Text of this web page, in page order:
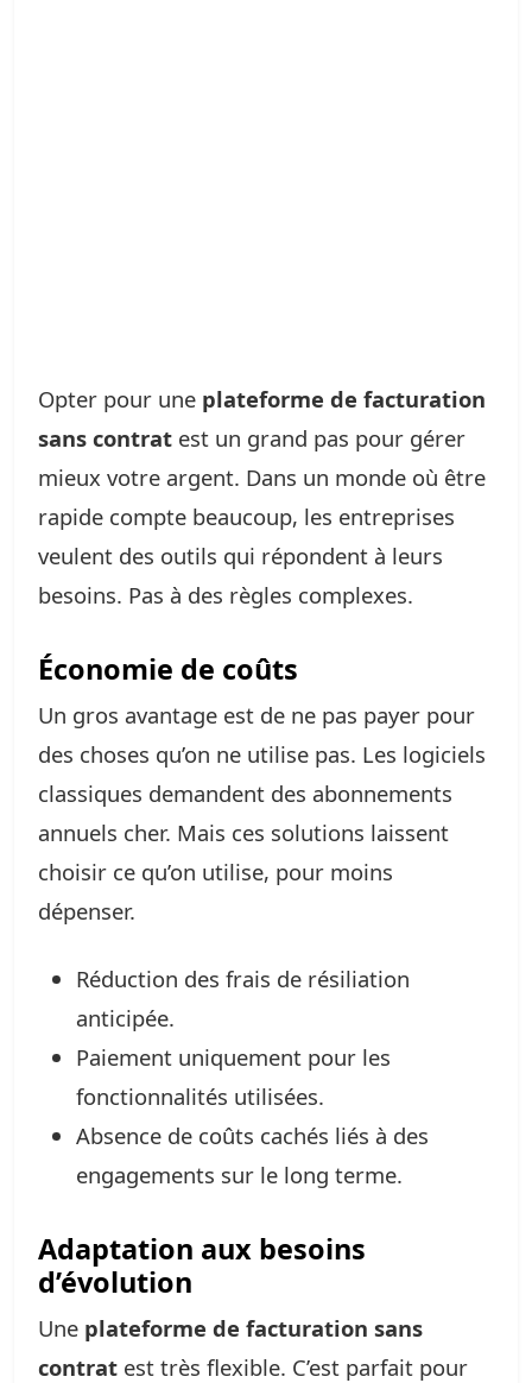
Opter pour une plateforme de facturation
sans contrat est un grand pas pour gérer
mieux votre argent. Dans un monde où être
rapide compte beaucoup, les entreprises
veulent des outils qui répondent à leurs
besoins. Pas à des règles complexes.
Économie de coûts
Un gros avantage est de ne pas payer pour
des choses qu’on ne utilise pas. Les logiciels
classiques demandent des abonnements
annuels cher. Mais ces solutions laissent
choisir ce qu’on utilise, pour moins
dépenser.
Réduction des frais de résiliation
anticipée.
Paiement uniquement pour les
fonctionnalités utilisées.
Absence de coûts cachés liés à des
engagements sur le long terme.
Adaptation aux besoins
d’évolution
Une plateforme de facturation sans
contrat est très flexible. C’est parfait pour